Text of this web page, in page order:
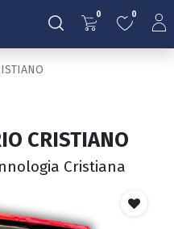
0 0
CRISTIANO
Cristiana